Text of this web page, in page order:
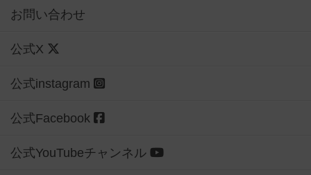
お問い合わせ
公式X
公式instagram
公式Facebook
公式YouTubeチャンネル